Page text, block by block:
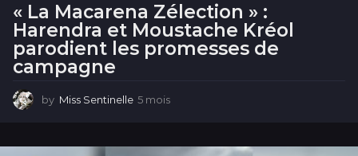
« La Macarena Zélection » :
Harendra et Moustache Kréol
parodient les promesses de
campagne
by Miss Sentinelle 5 mois
i